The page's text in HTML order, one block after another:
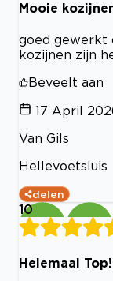
Mooie
goed gewerkt
kozijnen zijn
Beveelt aan
17 April
Van Gils
Hellevoetsluis
delen
10
Helemaal Top!